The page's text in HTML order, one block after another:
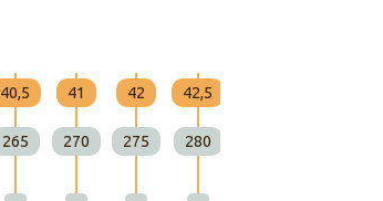
40,5 41 42 42,5
265 270 275 280